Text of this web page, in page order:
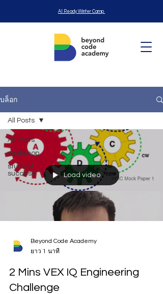
AI Ready Winter Camp
บล็อก
All Posts
workshop
student
success
All Posts
Load video
Beyond Code Academy
ยาว 1 นาที
2 Mins VEX IQ Engineering
Challenge